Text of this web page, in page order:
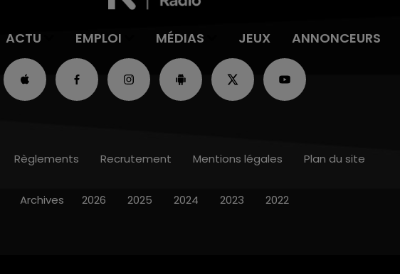
ACTU EMPLOI MÉDIAS JEUX ANNONCEURS
Règlements Recrutement Mentions légales Plan du site
Archives 2026 2025 2024 2023 2022